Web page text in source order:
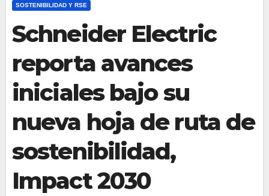
SOSTENIBILIDAD Y RSE
Schneider Electric
reporta avances
iniciales bajo su
nueva hoja de ruta de
sostenibilidad,
Impact 2030